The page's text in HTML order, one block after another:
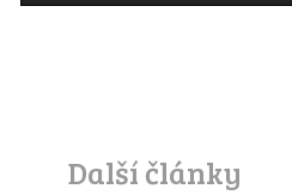
Další články